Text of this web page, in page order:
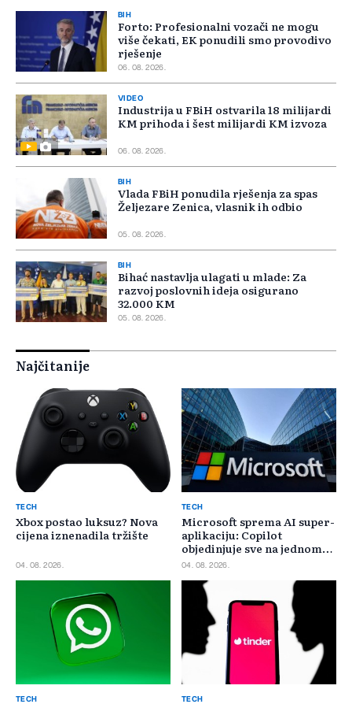
BIH
Forto: Profesionalni vozači ne mogu
više čekati, EK ponudili smo provodivo
rješenje
06. 08. 2026.
VIDEO
Industrija u FBiH ostvarila 18 milijardi
KM prihoda i šest milijardi KM izvoza
06. 08. 2026.
BIH
Vlada FBiH ponudila rješenja za spas
Željezare Zenica, vlasnik ih odbio
05. 08. 2026.
BIH
Bihać nastavlja ulagati u mlade: Za
razvoj poslovnih ideja osigurano
32.000 KM
05. 08. 2026.
Najčitanije
TECH
Xbox postao luksuz? Nova
cijena iznenadila tržište
04. 08. 2026.
TECH
Microsoft sprema AI super-
aplikaciju: Copilot
objedinjuje sve na jednom
mjestu
04. 08. 2026.
TECH TECH